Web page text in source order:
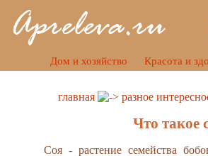
Дом и хозяйство Красота и
главная разное
Что такое
Соя - растение семейства